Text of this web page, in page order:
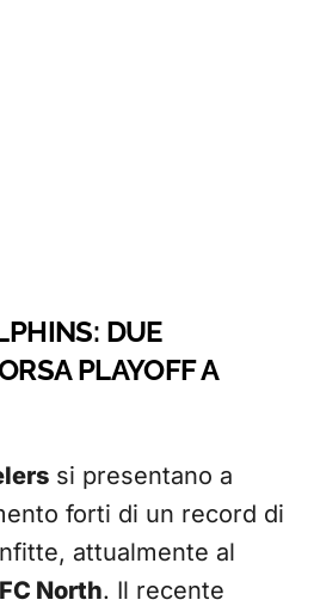
DUE
PLAYOFF A
si presentano a
forti di un record di
attualmente al
North. Il recente